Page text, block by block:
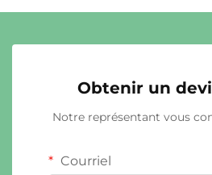
Obtenir un
Notre représentant vous
Courriel